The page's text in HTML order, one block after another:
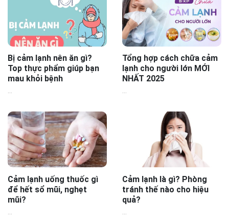
Bị cảm lạnh nên ăn gì?
Top thực phẩm giúp bạn
mau khỏi bệnh
...
Tổng hợp cách chữa cảm
lạnh cho người lớn MỚI
NHẤT 2025
...
Cảm lạnh uống thuốc gì
để hết sổ mũi, nghẹt
mũi?
Cảm lạnh là gì? Phòng
tránh thế nào cho hiệu
quả?